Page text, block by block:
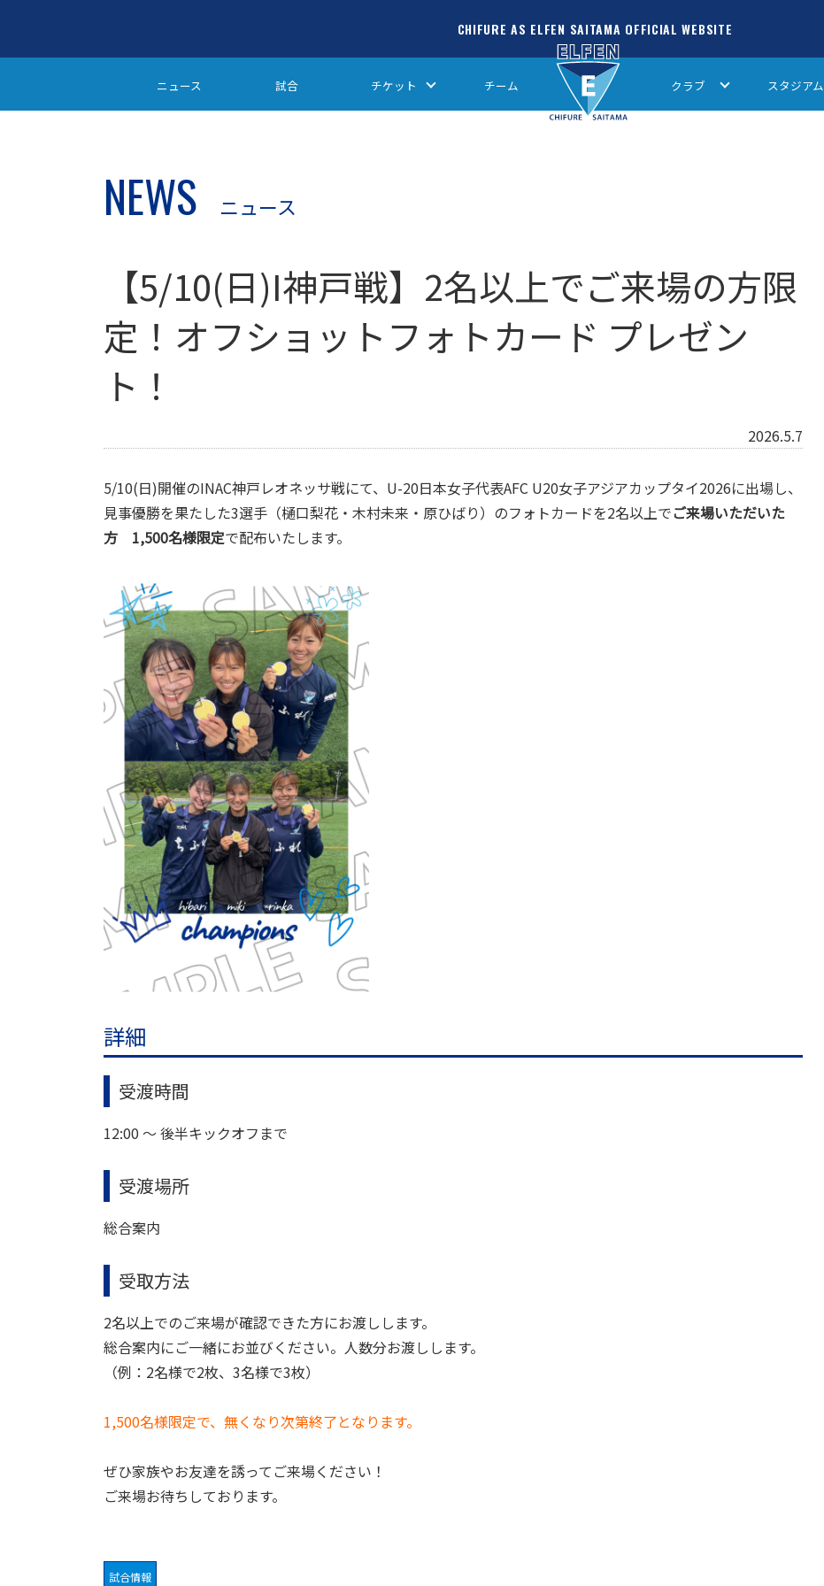
CHIFURE AS ELFEN SAITAMA OFFICIAL WEBSITE
ニュース 試合 チケット チーム クラブ スタジアム
NEWS ニュース
【5/10(日)I神戸戦】2名以上でご来場の方限
定！オフショットフォトカード プレゼン
ト！
2026.5.7
5/10(日)開催のINAC神戸レオネッサ戦にて、U-20日本女子代表AFC U20女子アジアカップタイ2026に出場し、
見事優勝を果たした3選手（樋口梨花・木村未来・原ひばり）のフォトカードを2名以上でご来場いただいた
方 1,500名様限定で配布いたします。
詳細
受渡時間
12:00 ～ 後半キックオフまで
受渡場所
総合案内
受取方法
2名以上でのご来場が確認できた方にお渡しします。
総合案内にご一緒にお並びください。人数分お渡しします。
（例：2名様で2枚、3名様で3枚）
1,500名様限定で、無くなり次第終了となります。
ぜひ家族やお友達を誘ってご来場ください！
ご来場お待ちしております。
試合情報